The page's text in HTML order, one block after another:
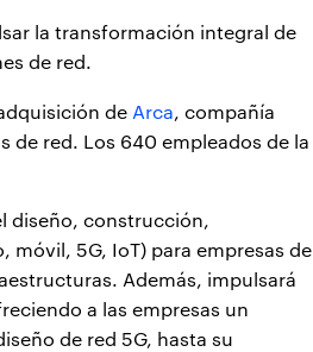
la transformación integral de
de red.
de Arca, compañía
de red. Los 640 empleados de la
diseño, construcción,
5G, IoT) para empresas de
Además, impulsará
a las empresas un
de red 5G, hasta su